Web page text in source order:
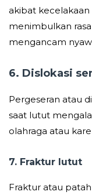
akibat kecelakaan
menimbulkan
mengancam
6. Dislokasi
Pergeseran atau
saat lutut
olahraga atau
7. Fraktur lutut
Fraktur atau